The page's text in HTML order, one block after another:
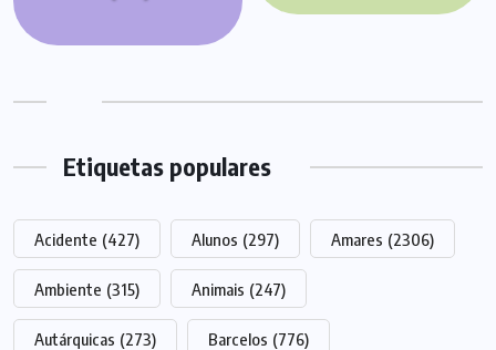
Etiquetas populares
Acidente (427) Alunos (297) Amares (2306)
Ambiente (315) Animais (247)
Autárquicas (273) Barcelos (776)